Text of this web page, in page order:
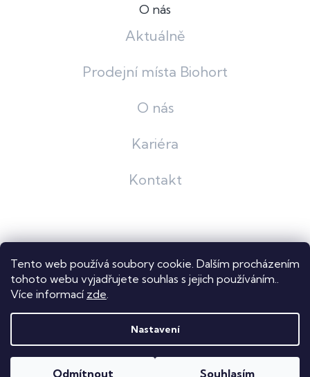
Tento web používá soubory cookie. Dalším procházením
tohoto webu vyjadřujete souhlas s jejich používáním..
Více informací zde.
Nastavení
Odmítnout Souhlasím
O nás
Aktuálně
Prodejní místa Biohort
O nás
Kariéra
Kontakt
Shoptet
Copyright 2026Dastech s.r.o.. Všechna práva vyhrazena.
Upravit nastavení cookies